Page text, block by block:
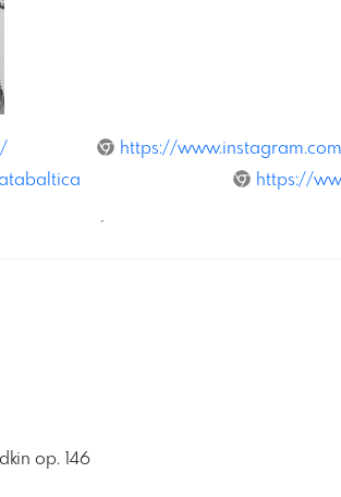
https://
https://
´
op. 146